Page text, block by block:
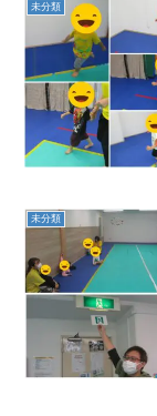
未分類
未分類